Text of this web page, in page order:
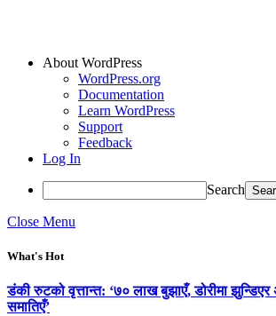
About WordPress
WordPress.org
Documentation
Learn WordPress
Support
Feedback
Log In
Search
Close Menu
What's Hot
डंकी रुटको वृत्तान्त: ‘७० लाख बुझाएँ, डोरीमा झुन्डिएर
समातिएँ’